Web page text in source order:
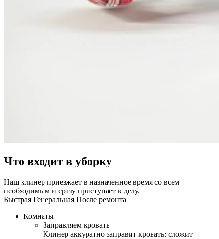
Что входит в уборку
Наш клинер приезжает в назначенное время со всем
необходимым и сразу приступает к делу.
Быстрая Генеральная После ремонта
Комнаты
Заправляем кровать
Клинер аккуратно заправит кровать: сложит